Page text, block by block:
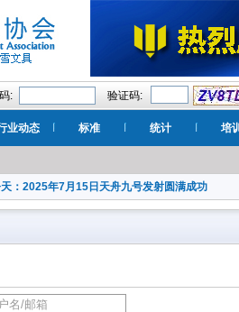
: 验证码:
业动态 标准 统计 培
：2025年7月15日天舟九号发射圆满成功